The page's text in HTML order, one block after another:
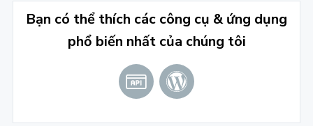
Bạn có thể thích các công cụ & ứng dụng
phổ biến nhất của chúng tôi